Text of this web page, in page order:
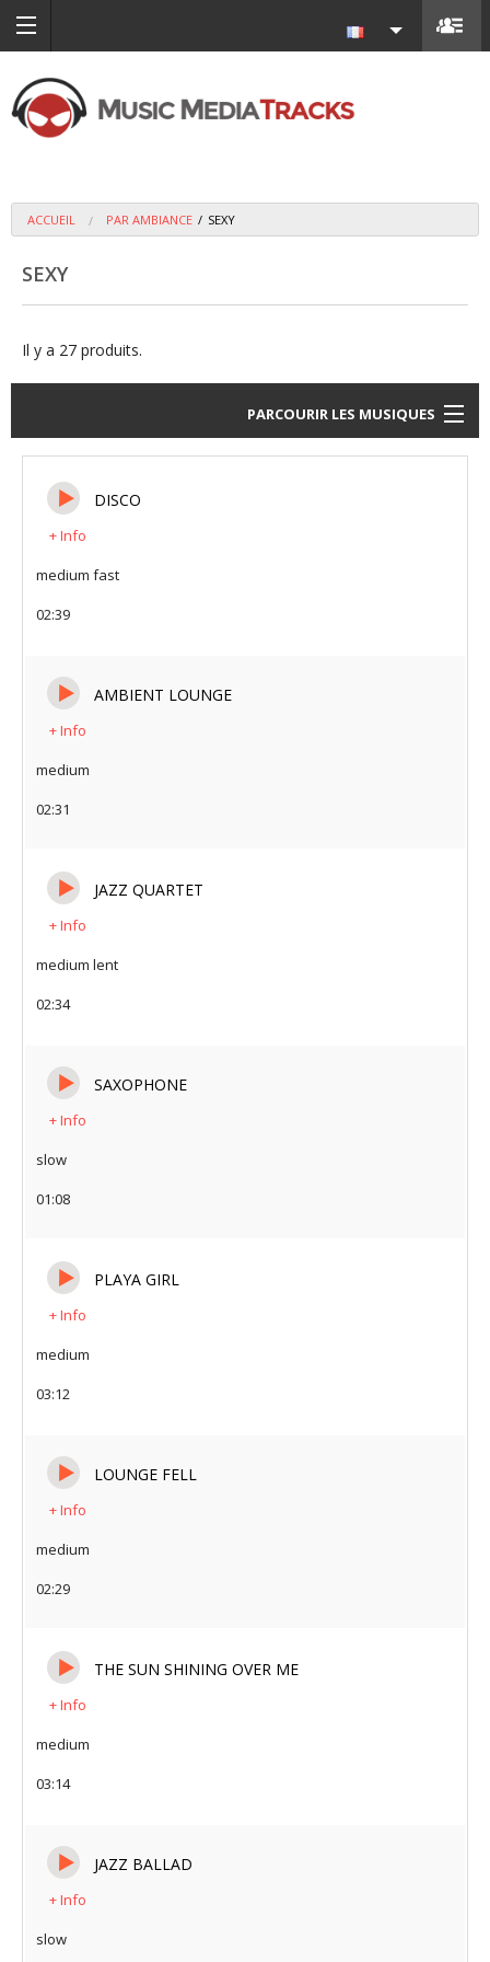
ACCUEIL PAR AMBIANCE / SEXY
SEXY
Il y a 27 produits.
PARCOURIR LES MUSIQUES
par ambiance
par style DISCO
+ Info
medium fast
02:39
AMBIENT LOUNGE
+ Info
medium
02:31
JAZZ QUARTET
+ Info
medium lent
02:34
SAXOPHONE
+ Info
slow
01:08
PLAYA GIRL
+ Info
medium
03:12
LOUNGE FELL
+ Info
medium
02:29
THE SUN SHINING OVER ME
+ Info
medium
03:14
JAZZ BALLAD
+ Info
slow